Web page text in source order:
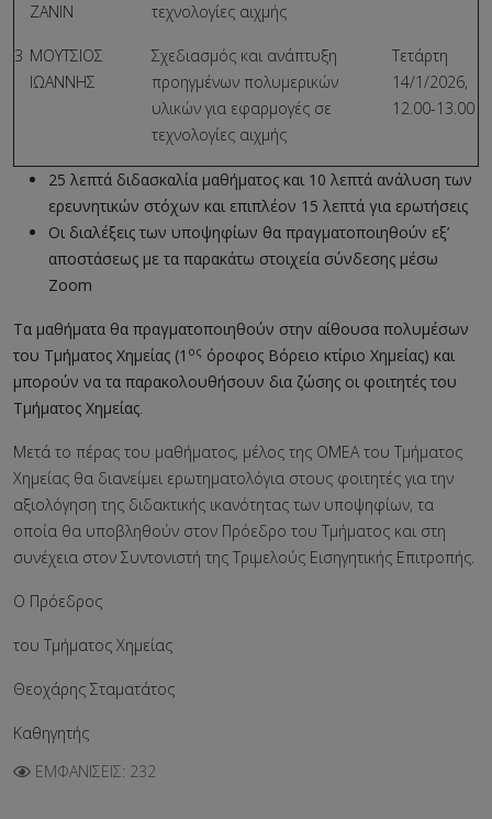
ΖΑΝΙΝ
τεχνολογίες αιχμής
3 ΜΟΥΤΣΙΟΣ
ΙΩΑΝΝΗΣ
Σχεδιασμός και ανάπτυξη
προηγμένων πολυμερικών
υλικών για εφαρμογές σε
τεχνολογίες αιχμής
Τετάρτη
14/1/2026,
12.00-13.00
25 λεπτά διδασκαλία μαθήματος και 10 λεπτά ανάλυση των
ερευνητικών στόχων και επιπλέον 15 λεπτά για ερωτήσεις
Οι διαλέξεις των υποψηφίων θα πραγματοποιηθούν εξ’
αποστάσεως με τα παρακάτω στοιχεία σύνδεσης μέσω
Zoom
Τα μαθήματα θα πραγματοποιηθούν στην αίθουσα πολυμέσων
του Τμήματος Χημείας (1 ος όροφος Βόρειο κτίριο Χημείας) και
μπορούν να τα παρακολουθήσουν δια ζώσης οι φοιτητές του
Τμήματος Χημείας.
Μετά το πέρας του μαθήματος, μέλος της ΟΜΕΑ του Τμήματος
Χημείας θα διανείμει ερωτηματολόγια στους φοιτητές για την
αξιολόγηση της διδακτικής ικανότητας των υποψηφίων, τα
οποία θα υποβληθούν στον Πρόεδρο του Τμήματος και στη
συνέχεια στον Συντονιστή της Τριμελούς Εισηγητικής Επιτροπής.
Ο Πρόεδρος
του Τμήματος Χημείας
Θεοχάρης Σταματάτος
Καθηγητής
ΕΜΦΑΝΊΣΕΙΣ: 232